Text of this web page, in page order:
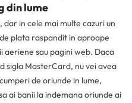
din lume
in cele mai multe cazuri un
plata raspandit in aproape
sau pagini web. Daca
sigla MasterCard, nu vei avea
de oriunde in lume,
ai banii la indemana oriunde ai